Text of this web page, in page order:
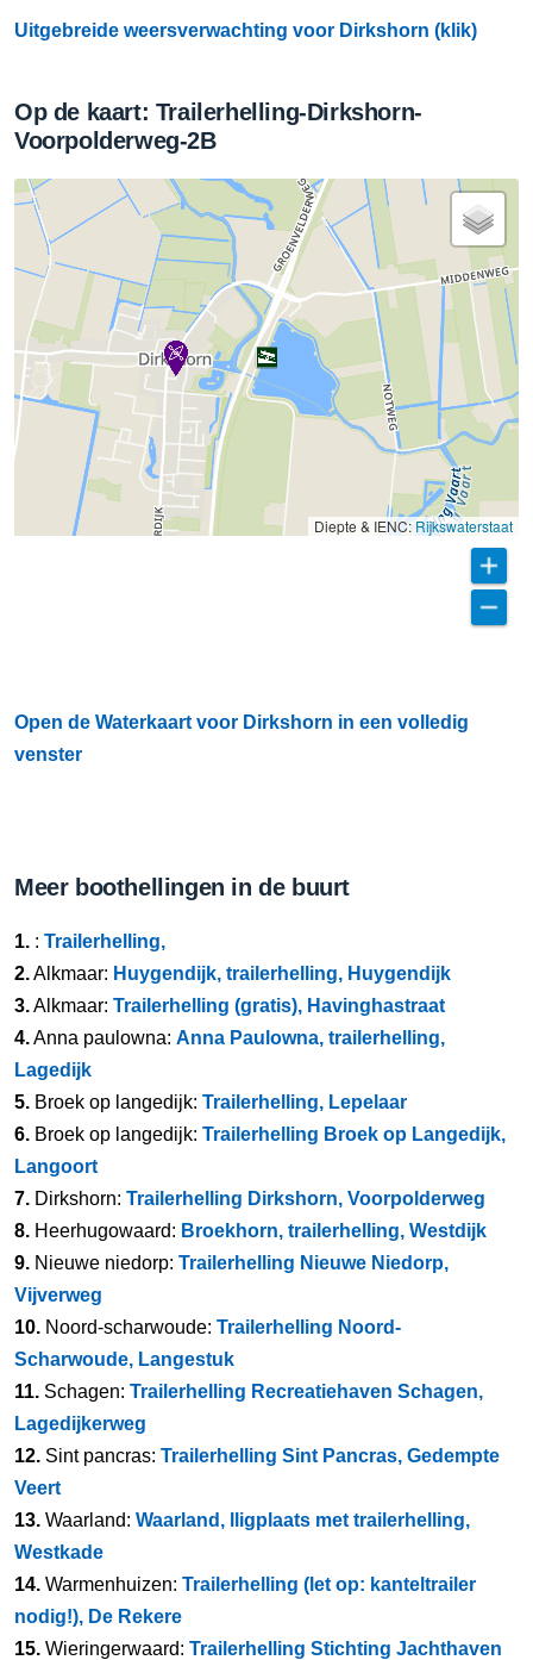
Uitgebreide weersverwachting voor Dirkshorn (klik)
Op de kaart: Trailerhelling-Dirkshorn-
Voorpolderweg-2B
Diepte & IENC: Rijkswaterstaat
Open de Waterkaart voor Dirkshorn in een volledig
venster
Meer boothellingen in de buurt
1. : Trailerhelling,
2.Alkmaar: Huygendijk, trailerhelling, Huygendijk
3.Alkmaar: Trailerhelling (gratis), Havinghastraat
4.Anna paulowna: Anna Paulowna, trailerhelling,
Lagedijk
5. Broek op langedijk: Trailerhelling, Lepelaar
6. Broek op langedijk: Trailerhelling Broek op Langedijk,
Langoort
7. Dirkshorn: Trailerhelling Dirkshorn, Voorpolderweg
8. Heerhugowaard: Broekhorn, trailerhelling, Westdijk
9. Nieuwe niedorp: Trailerhelling Nieuwe Niedorp,
Vijverweg
10. Noord-scharwoude: Trailerhelling Noord-
Scharwoude, Langestuk
11. Schagen: Trailerhelling Recreatiehaven Schagen,
Lagedijkerweg
12. Sint pancras: Trailerhelling Sint Pancras, Gedempte
Veert
13. Waarland: Waarland, lligplaats met trailerhelling,
Westkade
14. Warmenhuizen: Trailerhelling (let op: kanteltrailer
nodig!), De Rekere
15. Wieringerwaard: Trailerhelling Stichting Jachthaven